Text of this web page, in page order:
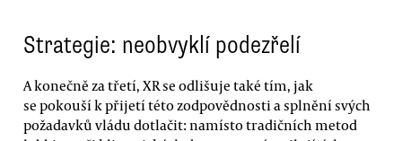
Strategie: neobvyklí podezřelí
A konečně za třetí, XR se odlišuje také tím, jak
se pokouší k přijetí této zodpovědnosti a splnění svých
požadavků vládu dotlačit: namísto tradičních metod